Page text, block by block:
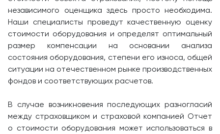
независимого оценщика здесь просто необходима.
Наши специалисты проведут качественную оценку
стоимости оборудования и определят оптимальный
размер компенсации на основании анализа
состояния оборудования, степени его износа, общей
ситуации на отечественном рынке производственных
фондов и соответствующих расчетов.
В случае возникновения последующих разногласий
между страховщиком и страховой компанией Отчет
о стоимости оборудования может использоваться в